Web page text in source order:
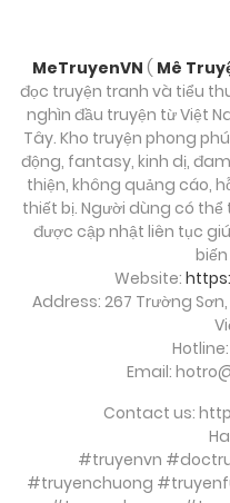
MeTruyenVN ( Mê
đọc truyện tranh và tiểu
nghìn đầu truyện từ Việt
Tây. Kho truyện phong
động, fantasy, kinh dị,
thiện, không quảng cáo,
thiết bị. Người dùng có
được cập nhật liên tục
Website:
Address: 267 Trường
Email:
Contact us:
#truyenvn
#truyenchuong